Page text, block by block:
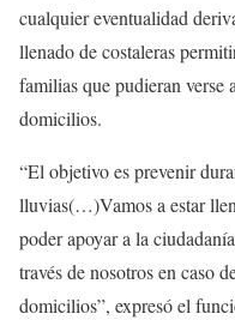
cualquier eventualidad
llenado de costaleras
familias que pudieran verse
domicilios.
“El objetivo es prevenir
lluvias(…)Vamos a estar
poder apoyar a la
través de nosotros en caso
domicilios”, expresó el